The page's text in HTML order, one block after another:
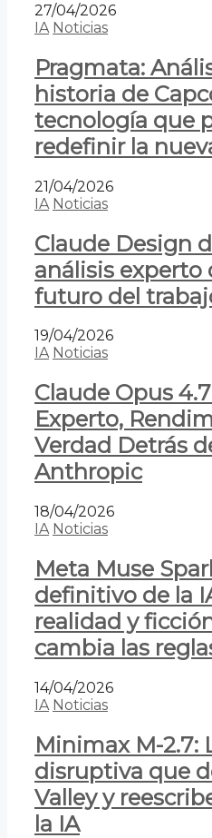
27/04/2026
IA Noticias
Pragmata:
historia de
tecnología que
redefinir la
21/04/2026
IA Noticias
Claude Design
análisis experto
futuro del
19/04/2026
IA Noticias
Claude Opus
Experto,
Verdad Detrás
Anthropic
18/04/2026
IA Noticias
Meta Muse
definitivo de la
realidad y
cambia las
14/04/2026
IA Noticias
Minimax M-2.7:
disruptiva que
Valley y
la IA